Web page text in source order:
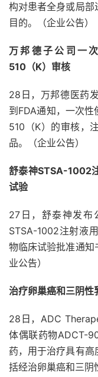
构对患者全身或局部
目的。（企业公告）
万邦德子公司一
510（K）审核
28日，万邦德医药
到FDA通知，一次
510（K）的审核，
品。（企业公告）
舒泰神STSA-1002
试验
27日，舒泰神发布
STSA-1002注射液
物临床试验批准通
业公告）
治疗卵巢癌和三阴
28日，ADC
体偶联药物ADCT-
药，用于治疗具有
括经治卵巢癌和三阴